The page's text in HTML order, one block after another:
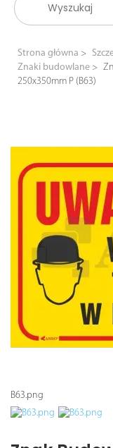
Strona główna
Znaki budowlane
250x350mm P (B63)
B63.png